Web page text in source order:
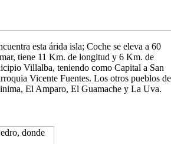
esta árida isla; Coche se eleva a 60
tiene 11 Km. de longitud y 6 Km. de
Villalba, teniendo como Capital a San
Vicente Fuentes. Los otros pueblos de
El Amparo, El Guamache y La Uva.